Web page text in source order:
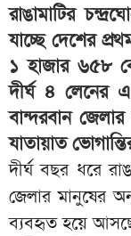
রাঙামাটির
যাচ্ছে দেশের
১ হাজার ৬৫৮
দীর্ঘ ৪ লেনের
বান্দরবান
যাতায়াত
‎দীর্ঘ বছর ধরে
জেলার মানুষের
ব্যবহৃত হয়ে